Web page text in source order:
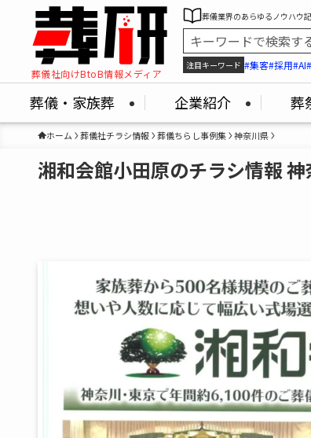
葬儀社向けBtoB情報メディア
葬儀業界のあらゆるノウハウ
注目キーワード #集客#採用#AI
葬儀・家族葬 企業紹介 葬
ホーム 葬儀社チラシ情報 葬儀ちらし事例集 神奈川県
湘和会館小田原のチラシ情報